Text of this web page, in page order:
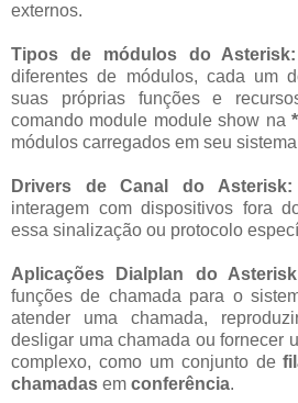
externos.
Tipos de módulos do Asterisk:
diferentes de módulos, cada um
suas próprias funções e
comando module module show na
módulos carregados em seu
Drivers de Canal do Asterisk:
interagem com dispositivos fora
essa sinalização ou protocolo
Aplicações Dialplan do
funções de chamada para o
atender uma chamada,
desligar uma chamada ou fornecer
complexo, como um conjunto de
chamadas em conferência.